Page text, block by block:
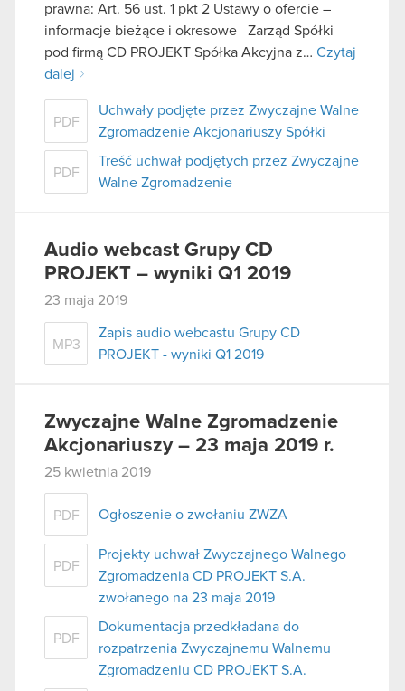
prawna: Art. 56 ust. 1 pkt 2 Ustawy o ofercie –
informacje bieżące i okresowe Zarząd Spółki
pod firmą CD PROJEKT Spółka Akcyjna z… Czytaj
dalej
PDF
Uchwały podjęte przez Zwyczajne Walne
Zgromadzenie Akcjonariuszy Spółki
PDF
Treść uchwał podjętych przez Zwyczajne
Walne Zgromadzenie
Audio webcast Grupy CD
PROJEKT – wyniki Q1 2019
23 maja 2019
MP3
Zapis audio webcastu Grupy CD
PROJEKT - wyniki Q1 2019
Zwyczajne Walne Zgromadzenie
Akcjonariuszy – 23 maja 2019 r.
25 kwietnia 2019
PDF Ogłoszenie o zwołaniu ZWZA
PDF
Projekty uchwał Zwyczajnego Walnego
Zgromadzenia CD PROJEKT S.A.
zwołanego na 23 maja 2019
PDF
Dokumentacja przedkładana do
rozpatrzenia Zwyczajnemu Walnemu
Zgromadzeniu CD PROJEKT S.A.